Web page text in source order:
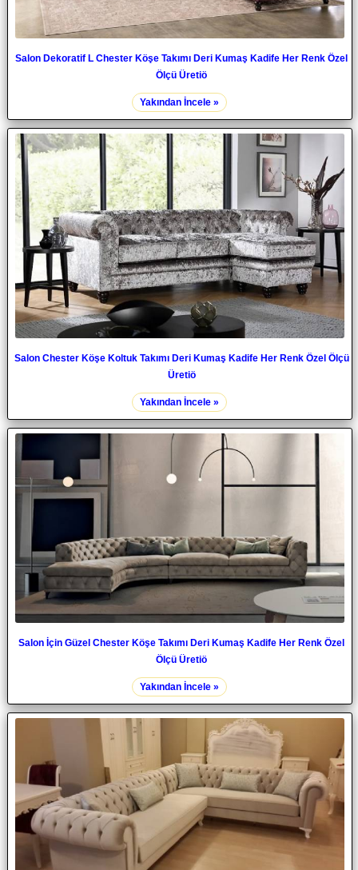
Salon Dekoratif L Chester Köşe Takımı Deri Kumaş Kadife Her Renk Özel
Ölçü Üretiö
Yakından İncele »
Salon Chester Köşe Koltuk Takımı Deri Kumaş Kadife Her Renk Özel Ölçü
Üretiö
Yakından İncele »
Salon İçin Güzel Chester Köşe Takımı Deri Kumaş Kadife Her Renk Özel
Ölçü Üretiö
Yakından İncele »